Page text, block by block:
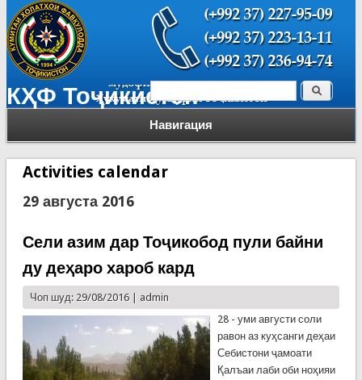
КҲФ Тоҷикистон
Навигация
Форма поиска Поиск
Activities calendar
29 августа 2016
Сели азим дар Тоҷикобод пули байни
ду деҳаро хароб кард
Чоп шуд: 29/08/2016 | admin
28 - уми августи соли
равон аз куҳсанги деҳаи
Себистони ҷамоати
Қалъаи лаби оби ноҳияи